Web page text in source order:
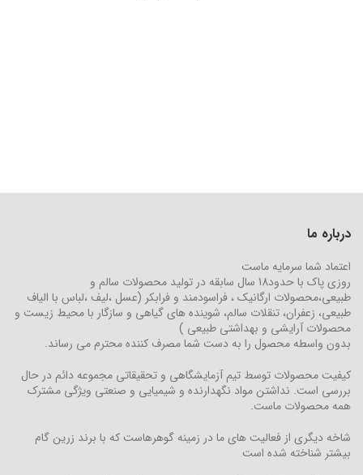
درباره ما
اعتماد شما سرمایه ماست
روزی پاک با حدود18 سال سابقه در تولید محصولات سالم و
طبیعی،محصولات ارگانیک ، فراسودمند و فرابکر (عسل ،لیف ،لباس با الیاف
طبیعی، زعفران، تنقلات سالم، شوینده های گیاهی و سازگار با محیط زیست و
محصولات آرایشی و بهداشتی طبیعی )
بدون واسطه محصول را به دست شما مصرف کننده محترم می رساند.
کیفیت محصولات توسط تیم آزمایشگاهی و تحقیقاتی مجموعه دائم در حال
بررسی است. نداشتن مواد نگهدارنده و شیمیایی و صنعتی ویژگی مشترک
همه محصولات ماست.
شاخه دیگری از فعالیت های ما در زمینه گوهرهاست که با برند زرین گام
بیشتر شناخته شده است